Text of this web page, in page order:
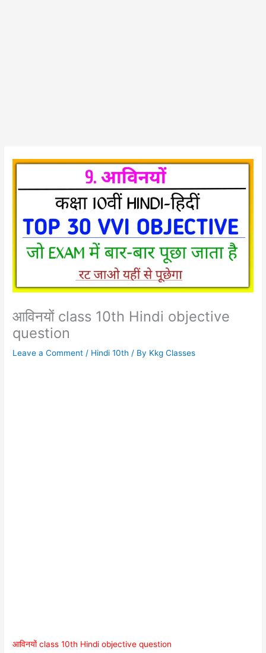
आविनयों class 10th Hindi objective
question
Leave a Comment / Hindi 10th / By Kkg Classes
आविनयों class 10th Hindi objective question